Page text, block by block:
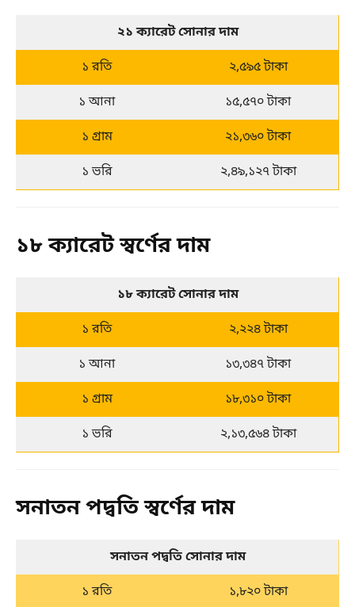
২১ ক্যারেট সোনার দাম
১ রতি
২,৫৯৫ টাকা
১ আনা
১৫,৫৭০ টাকা
১ গ্রাম
২১,৩৬০ টাকা
১ ভরি
২,৪৯,১২৭ টাকা
১৮ ক্যারেট স্বর্ণের দাম
১৮ ক্যারেট সোনার দাম
১ রতি
২,২২৪ টাকা
১ আনা
১৩,৩৪৭ টাকা
১ গ্রাম
১৮,৩১০ টাকা
১ ভরি
২,১৩,৫৬৪ টাকা
সনাতন পদ্বতি স্বর্ণের দাম
সনাতন পদ্বতি সোনার দাম
১ রতি
১,৮২০ টাকা